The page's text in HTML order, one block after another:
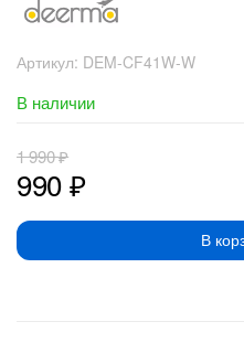
Артикул: DEM-CF41W-W
В наличии
990₽
1 990₽
В